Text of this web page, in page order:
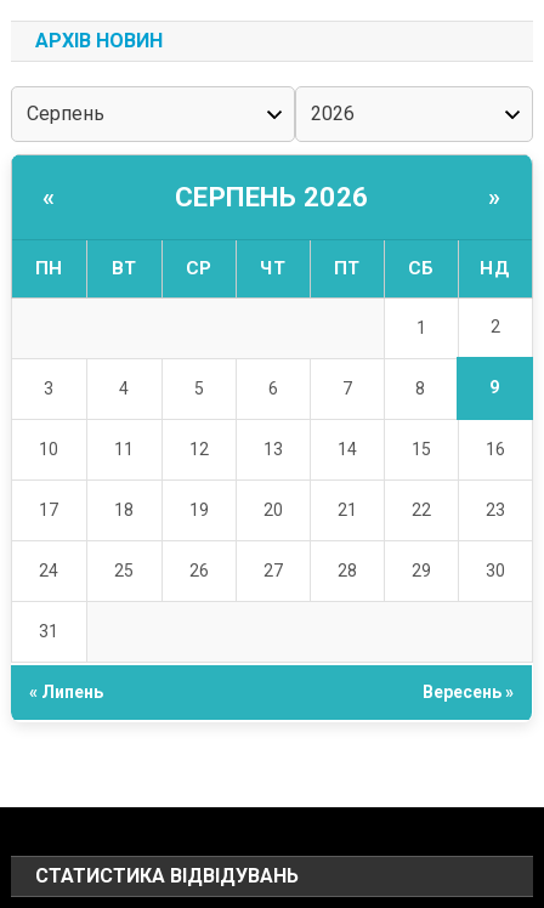
АРХІВ НОВИН
« СЕРПЕНЬ 2026 »
ПН ВТ СР ЧТ ПТ СБ НД
1 2
3 4 5 6 7 8 9
10 11 12 13 14 15 16
17 18 19 20 21 22 23
24 25 26 27 28 29 30
31
« Липень Вересень »
СТАТИСТИКА ВІДВІДУВАНЬ